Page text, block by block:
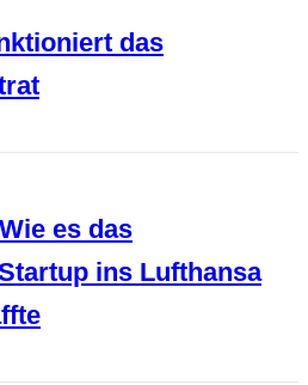
das
es das
ins Lufthansa